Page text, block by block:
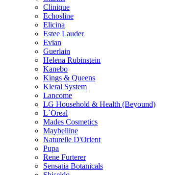
Clinique
Echosline
Elicina
Estee Lauder
Evian
Guerlain
Helena Rubinstein
Kanebo
Kings & Queens
Kleral System
Lancome
LG Household & Health (Beyound)
L`Oreal
Mades Cosmetics
Maybelline
Naturelle D'Orient
Pupa
Rene Furterer
Sensatia Botanicals